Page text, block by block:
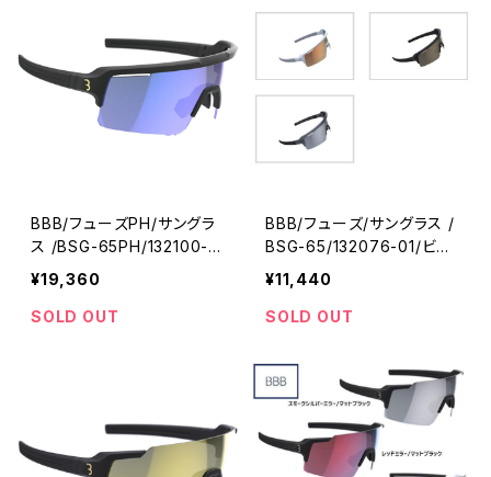
BBB/フューズPH/サングラ
ス /BSG-65PH/132100-0
1/ビービービー
¥19,360
SOLD OUT
BBB/フューズ/サングラス /
BSG-65/132076-01/ビー
ビービー
¥11,440
SOLD OUT